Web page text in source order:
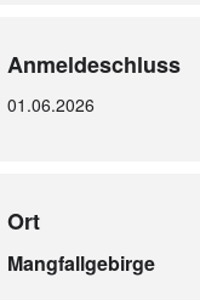
Anmeldeschluss
01.06.2026
Ort
Mangfallgebirge